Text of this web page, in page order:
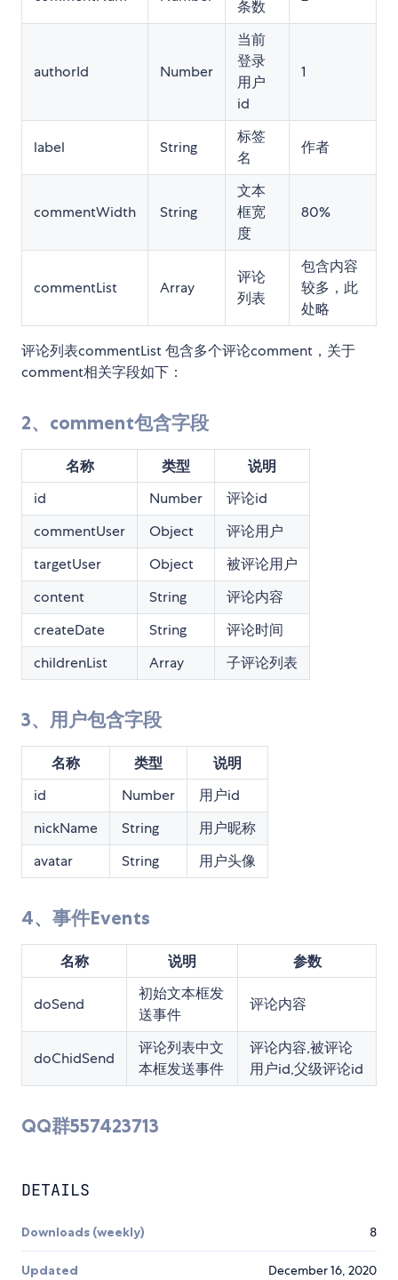
条数
authorId Number
当前
登录
用户
id
1
label String
标签
名
作者
commentWidth String
文本
框宽
度
80%
commentList Array
评论
列表
包含内容
较多，此
处略
评论列表commentList 包含多个评论comment，关于
comment相关字段如下：
2、comment包含字段
名称 类型 说明
id Number
评论id
commentUser
Object
评论用户
targetUser
Object
被评论用户
content
String
评论内容
createDate
String
评论时间
childrenList
Array 子评论列表
3、用户包含字段
名称 类型 说明
id Number
用户id
nickName
String
用户昵称
avatar
String 用户头像
4、事件Events
名称 说明 参数
doSend
初始文本框发
送事件
评论内容
doChidSend
评论列表中文
本框发送事件
评论内容,被评论
用户id,父级评论id
QQ群557423713
DETAILS
Downloads (weekly) 8
Updated December 16, 2020